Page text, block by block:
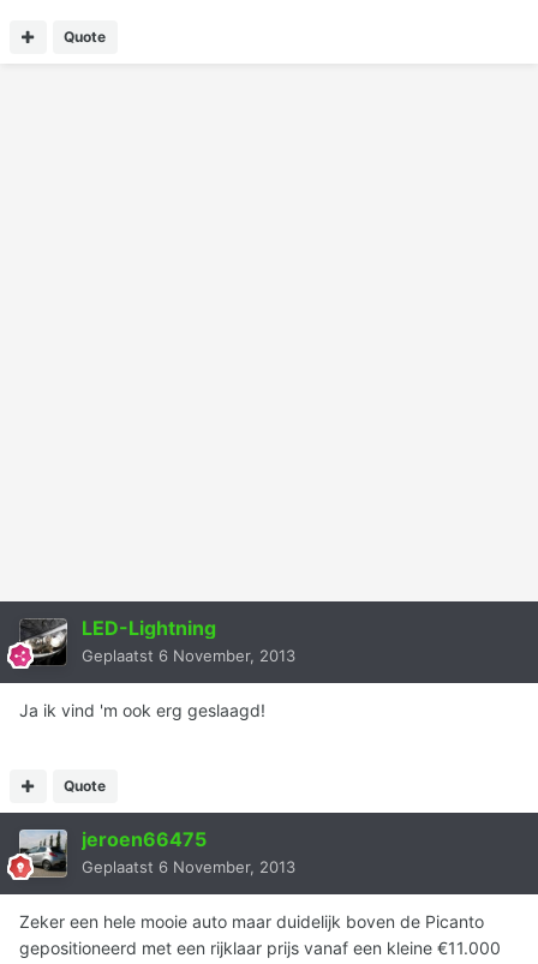
Quote
LED-Lightning
Geplaatst 6 November, 2013
Ja ik vind 'm ook erg geslaagd!
Quote
jeroen66475
Geplaatst 6 November, 2013
Zeker een hele mooie auto maar duidelijk boven de Picanto
gepositioneerd met een rijklaar prijs vanaf een kleine €11.000